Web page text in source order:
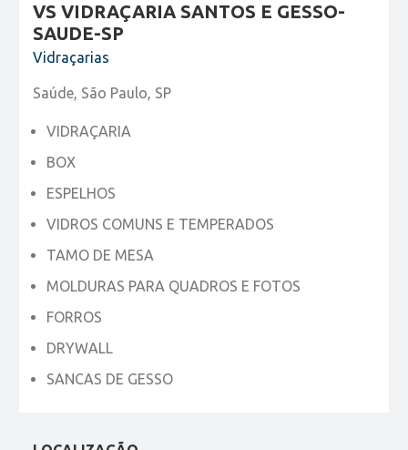
VS VIDRAÇARIA SANTOS E GESSO-
SAUDE-SP
Vidraçarias
Saúde, São Paulo, SP
VIDRAÇARIA
BOX
ESPELHOS
VIDROS COMUNS E TEMPERADOS
TAMO DE MESA
MOLDURAS PARA QUADROS E FOTOS
FORROS
DRYWALL
SANCAS DE GESSO